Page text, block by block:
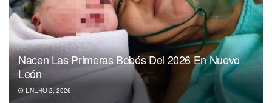
Nacen Las Primeras Bebés Del 2026 En Nuevo
León
ENERO 2, 2026